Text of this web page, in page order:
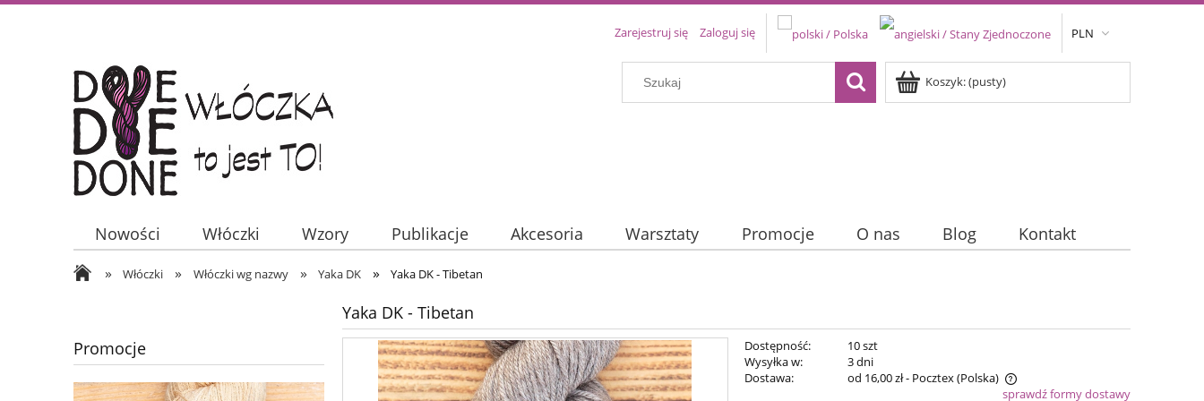
PLN
Zarejestruj się Zaloguj się
Koszyk:(pusty)
Nowości Włóczki Wzory Publikacje Akcesoria Warsztaty Promocje O nas Blog Kontakt
» Włóczki » Włóczki wg nazwy » Yaka DK » Yaka DK - Tibetan
Promocje
Yaka DK - Tibetan
Dostępność:
10 szt
Wysyłka w:
3 dni
Dostawa:
od 16,00 zł- Pocztex(Polska)
sprawdź formy dostawy